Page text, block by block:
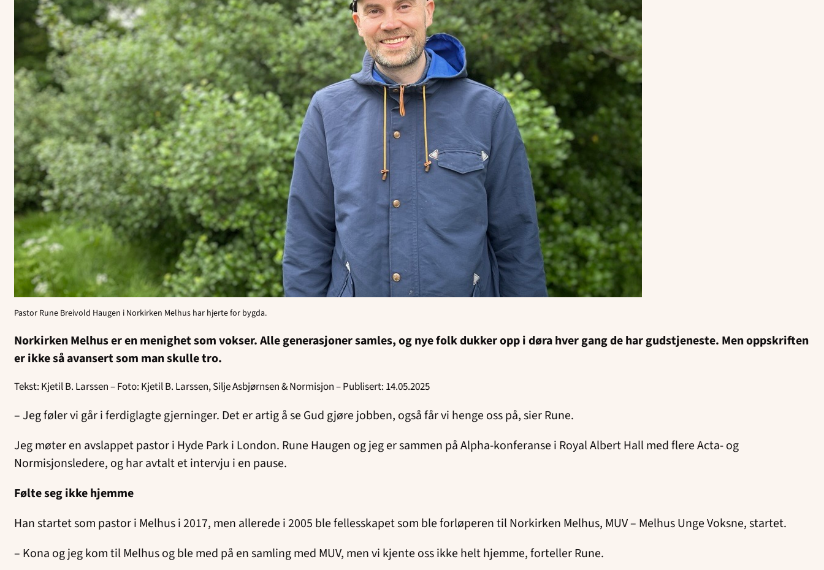
Pastor Rune Breivold Haugen i Norkirken Melhus har hjerte for bygda.
Norkirken Melhus er en menighet som vokser. Alle generasjoner samles, og nye folk dukker opp i døra hver gang de har gudstjeneste. Men oppskriften
er ikke så avansert som man skulle tro.
Tekst: Kjetil B. Larssen – Foto: Kjetil B. Larssen, Silje Asbjørnsen & Normisjon – Publisert: 14.05.2025
– Jeg føler vi går i ferdiglagte gjerninger. Det er artig å se Gud gjøre jobben, også får vi henge oss på, sier Rune.
Jeg møter en avslappet pastor i Hyde Park i London. Rune Haugen og jeg er sammen på Alpha-konferanse i Royal Albert Hall med flere Acta- og
Normisjonsledere, og har avtalt et intervju i en pause.
Følte seg ikke hjemme
Han startet som pastor i Melhus i 2017, men allerede i 2005 ble fellesskapet som ble forløperen til Norkirken Melhus, MUV – Melhus Unge Voksne, startet.
– Kona og jeg kom til Melhus og ble med på en samling med MUV, men vi kjente oss ikke helt hjemme, forteller Rune.